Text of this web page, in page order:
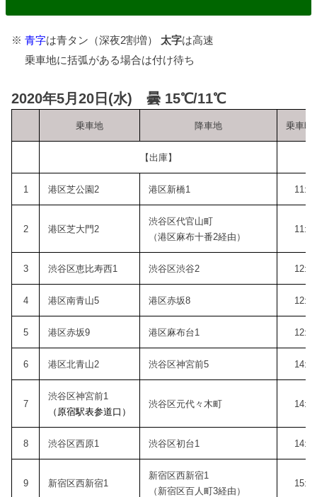
※青字は青タン（深夜2割増） 太字は高速
乗車地に括弧がある場合は付け待ち
2020年5月20日(水) 曇 15℃/11℃
乗車地 降車地 乗車
【出庫】
1 港区芝公園2 港区新橋1 11:08
2 港区芝大門2
渋谷区代官山町
（港区麻布十番2経由）
11:38
3 渋谷区恵比寿西1 渋谷区渋谷2 12:19
4 港区南青山5 港区赤坂8 12:41
5 港区赤坂9 港区麻布台1 12:51
6 港区北青山2 渋谷区神宮前5 14:15
7
渋谷区神宮前1
（原宿駅表参道口）
渋谷区元代々木町 14:47
8 渋谷区西原1 渋谷区初台1 14:58
9 新宿区西新宿1
新宿区西新宿1
（新宿区百人町3経由）
15:33